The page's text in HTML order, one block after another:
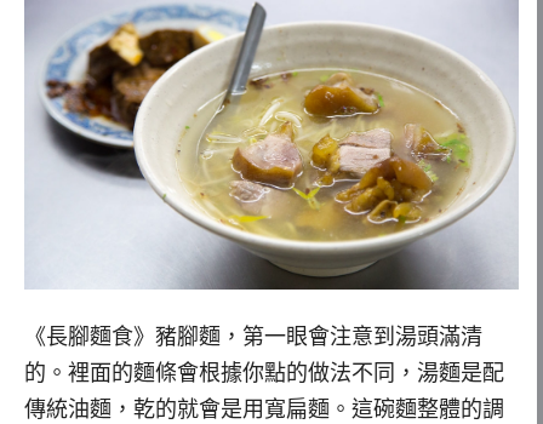
《長腳麵食》豬腳麵，第一眼會注意到湯頭滿清
的。裡面的麵條會根據你點的做法不同，湯麵是配
傳統油麵，乾的就會是用寬扁麵。這碗麵整體的調